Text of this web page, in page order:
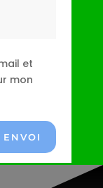
et
mon
ENVOI